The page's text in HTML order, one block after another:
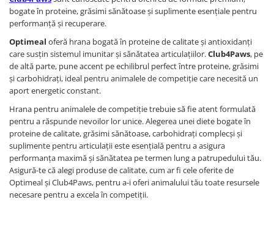
bogate în proteine, grăsimi sănătoase și suplimente esențiale pentru
performanță și recuperare.
Optimeal oferă hrana bogată în proteine de calitate și antioxidanți
care susțin sistemul imunitar și sănătatea articulațiilor.Club4Paws, pe
de altă parte, pune accent pe echilibrul perfect între proteine, grăsimi
și carbohidrați, ideal pentru animalele de competiție care necesită un
aport energetic constant.
Hrana pentru animalele de competiție trebuie să fie atent formulată
pentru a răspunde nevoilor lor unice. Alegerea unei diete bogate în
proteine de calitate, grăsimi sănătoase, carbohidrați complecși și
suplimente pentru articulații este esențială pentru a asigura
performanța maximă și sănătatea pe termen lung a patrupedului tău.
Asigură-te că alegi produse de calitate, cum ar fi cele oferite de
Optimeal și Club4Paws, pentru a-i oferi animalului tău toate resursele
necesare pentru a excela în competiții.